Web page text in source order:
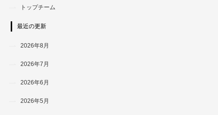
トップチーム
最近の更新
2026年8月
2026年7月
2026年6月
2026年5月